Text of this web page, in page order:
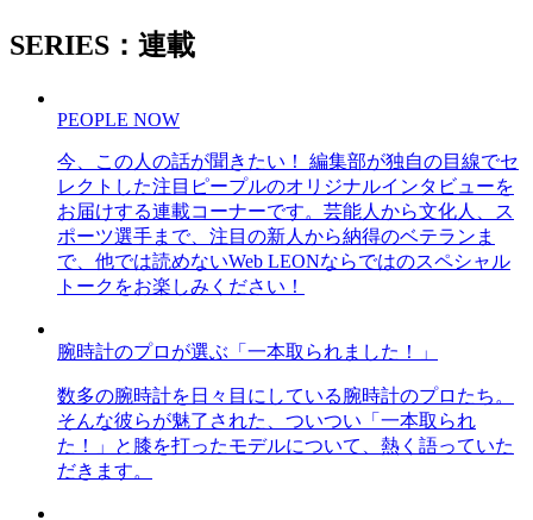
SERIES：連載
PEOPLE NOW
今、この人の話が聞きたい！ 編集部が独自の目線でセ
レクトした注目ピープルのオリジナルインタビューを
お届けする連載コーナーです。芸能人から文化人、ス
ポーツ選手まで、注目の新人から納得のベテランま
で、他では読めないWeb LEONならではのスペシャル
トークをお楽しみください！
腕時計のプロが選ぶ「一本取られました！」
数多の腕時計を日々目にしている腕時計のプロたち。
そんな彼らが魅了された、ついつい「一本取られ
た！」と膝を打ったモデルについて、熱く語っていた
だきます。